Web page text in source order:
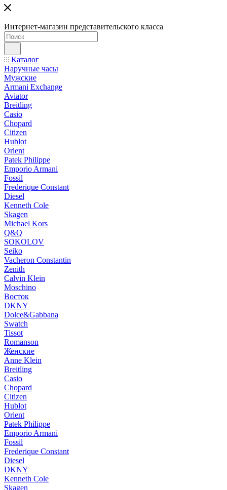
Интернет-магазин представительского класса
Каталог
Наручные часы
Мужские
Armani Exchange
Aviator
Breitling
Casio
Chopard
Citizen
Hublot
Orient
Patek Philippe
Emporio Armani
Fossil
Frederique Constant
Diesel
Kenneth Cole
Skagen
Michael Kors
Q&Q
SOKOLOV
Seiko
Vacheron Constantin
Zenith
Calvin Klein
Moschino
Восток
DKNY
Dolce&Gabbana
Swatch
Tissot
Romanson
Женские
Anne Klein
Breitling
Casio
Chopard
Citizen
Hublot
Orient
Patek Philippe
Emporio Armani
Fossil
Frederique Constant
Diesel
DKNY
Kenneth Cole
Skagen